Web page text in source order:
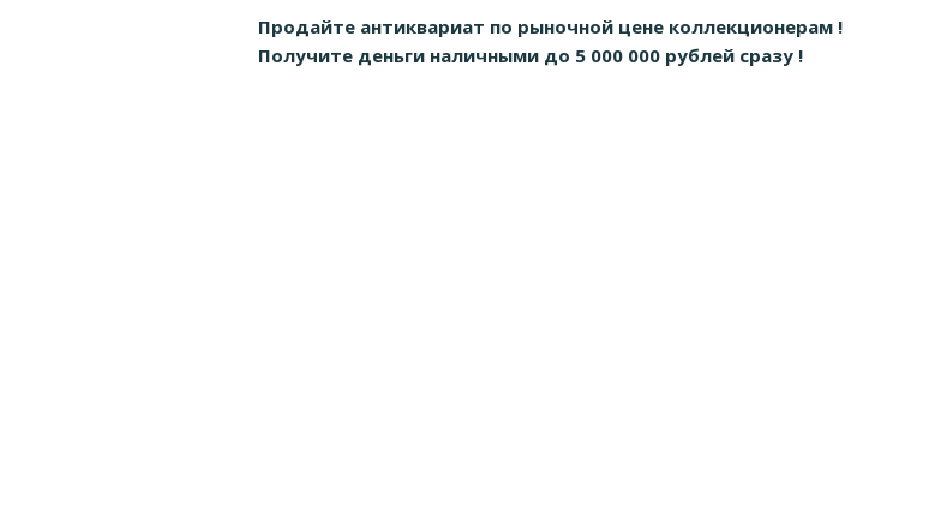
Продайте антиквариат по рыночной цене коллекционерам !
Получите деньги наличными до 5 000 000 рублей сразу !